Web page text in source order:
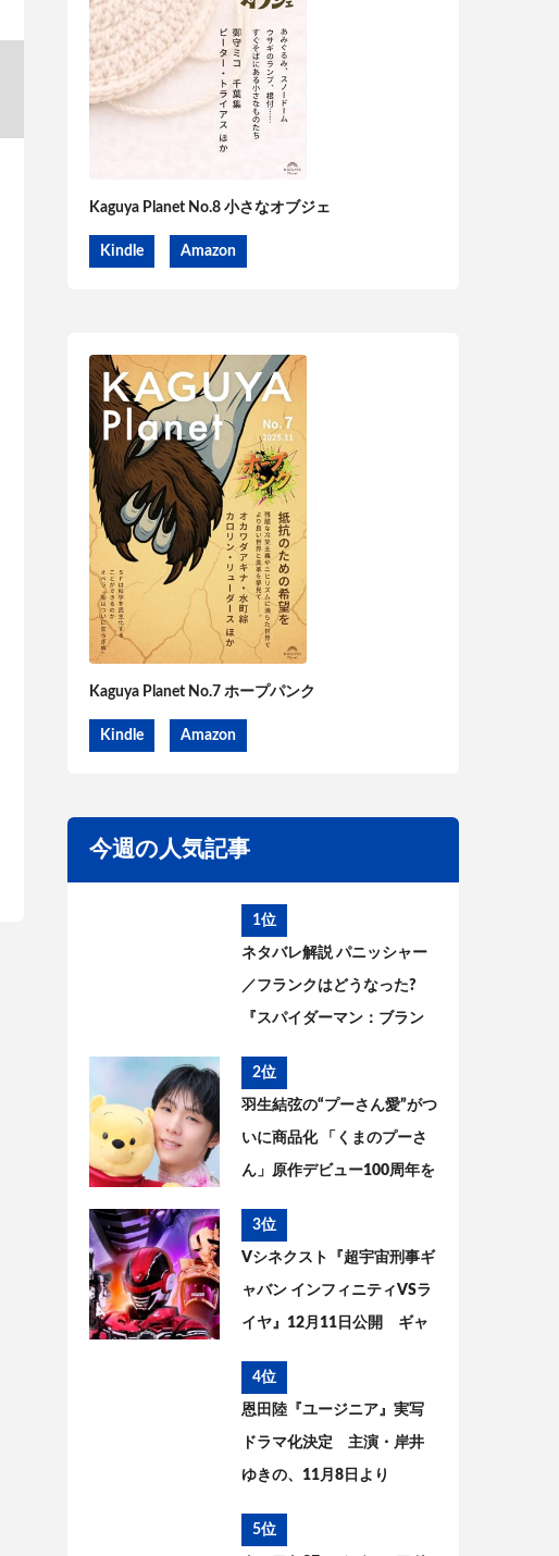
Kaguya Planet No.8 小さなオブジェ
Kindle Amazon
Kaguya Planet No.7 ホープパンク
Kindle Amazon
今週の人気記事
1位
ネタバレ解説 パニッシャー
／フランクはどうなった?
『スパイダーマン：ブラン
までを考察
2位
羽生結弦の“プーさん愛”がつ
いに商品化 「くまのプーさ
ん」原作デビュー100周年を
3位
Vシネクスト『超宇宙刑事ギ
ャバン インフィニティVSラ
イヤ』12月11日公開 ギャ
4位
恩田陸『ユージニア』実写
ドラマ化決定 主演・岸井
ゆきの、11月8日より
5位